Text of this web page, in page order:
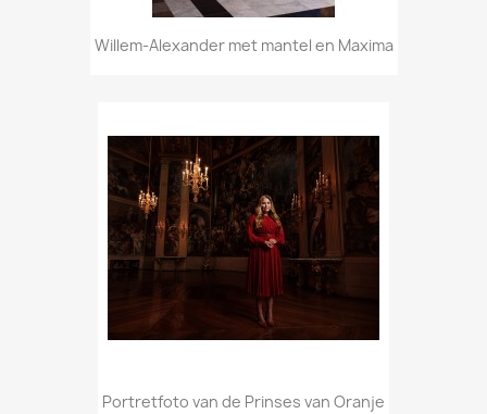
Willem-Alexander met mantel en Maxima
Portretfoto van de Prinses van Oranje